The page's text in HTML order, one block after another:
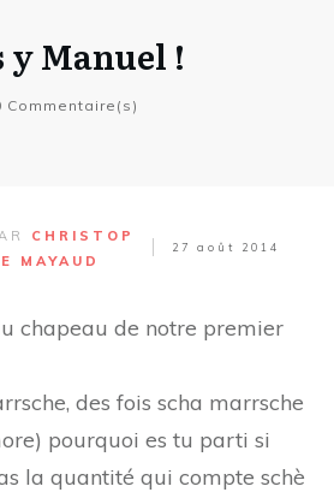
y Manuel !
Commentaire(s)
CHRISTOP
MAYAUD
27 août 2014
chapeau de notre premier
des fois scha marrsche
pourquoi es tu parti si
la quantité qui compte schè